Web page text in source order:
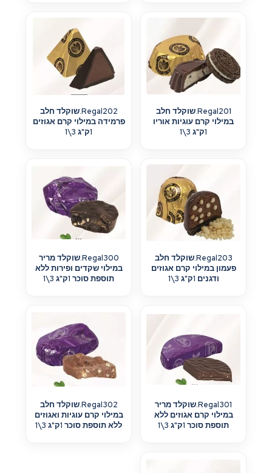
Regal201.שוקלד חלב
במילוי קרם עוגיות אוריו
1ק"ג 3\1
Regal202.שוקלד חלב
פרמידה במילוי קרם אגוזים
1ק"ג 3\1
Regal203.שוקלד חלב
פעמון במילוי קרם אגוזים
ודגנים 1ק"ג 3\1
Regal300.שוקלד מריר
במילוי שקדים ופירות ללא
תוספת סוכר 1ק"ג 3\1
Regal301.שוקלד מריר
במילוי קרם אגוזים ללא
תוספת סוכר 1ק"ג 3\1
Regal302.שוקלד חלב
במילוי קרם עוגיות ואגוזים
ללא תוספת סוכר 1ק"ג 3\1